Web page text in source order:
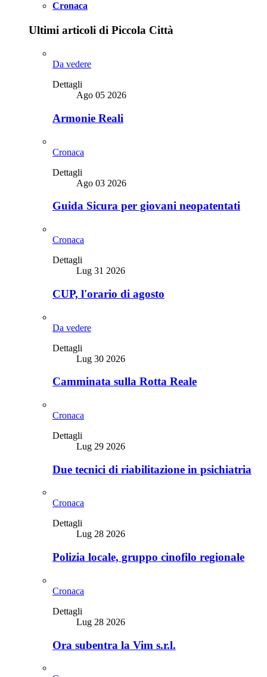
Cronaca
Ultimi articoli di Piccola Città
Da vedere
Dettagli
Ago 05 2026
Armonie Reali
Cronaca
Dettagli
Ago 03 2026
Guida Sicura per giovani neopatentati
Cronaca
Dettagli
Lug 31 2026
CUP, l'orario di agosto
Da vedere
Dettagli
Lug 30 2026
Camminata sulla Rotta Reale
Cronaca
Dettagli
Lug 29 2026
Due tecnici di riabilitazione in psichiatria
Cronaca
Dettagli
Lug 28 2026
Polizia locale, gruppo cinofilo regionale
Cronaca
Dettagli
Lug 28 2026
Ora subentra la Vim s.r.l.